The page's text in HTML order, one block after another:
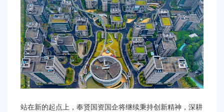
站在新的起点上，奉贤国资国企将继续秉持创新精神，深耕